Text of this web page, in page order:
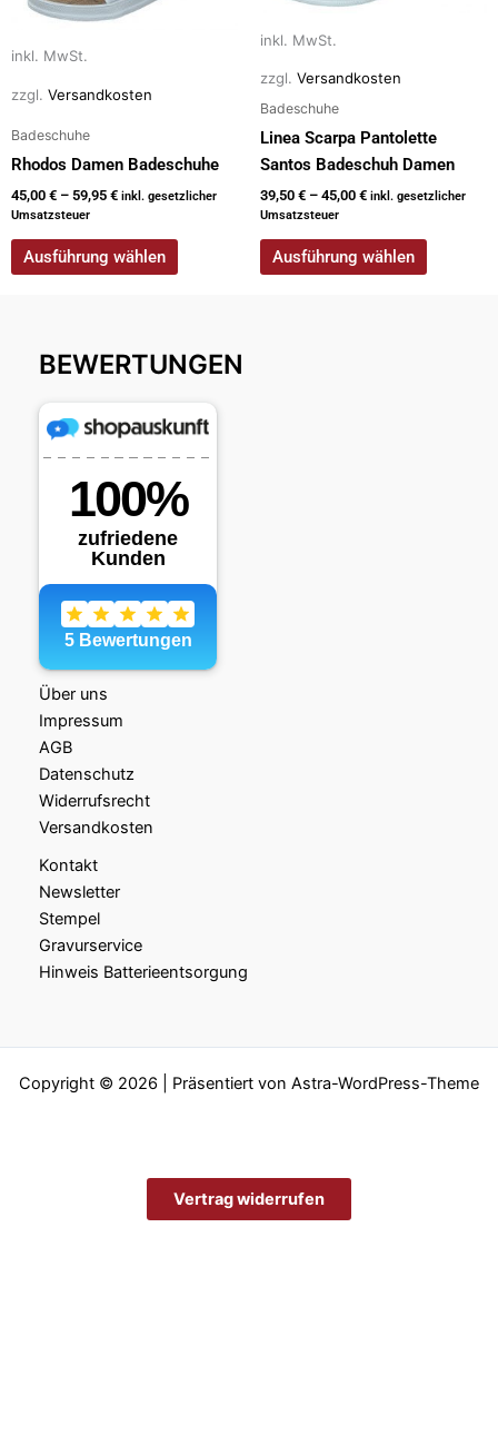
inkl. MwSt.
zzgl. Versandkosten
Badeschuhe
Rhodos Damen Badeschuhe
45,00 € – 59,95 € inkl. gesetzlicher
Umsatzsteuer
Ausführung wählen
Varianten
Optionen
der
Produktseite
werden
inkl. MwSt.
zzgl. Versandkosten
Badeschuhe
Linea Scarpa Pantolette
Santos Badeschuh Damen
39,50 € – 45,00 € inkl. gesetzlicher
Umsatzsteuer
Ausführung wählen
auf.
auf
der
Produktseite
werden
BEWERTUNGEN
Über uns
Impressum
AGB
Datenschutz
Widerrufsrecht
Versandkosten
Kontakt
Newsletter
Stempel
Gravurservice
Hinweis Batterieentsorgung
Copyright © 2026 | Präsentiert von Astra-WordPress-Theme
Vertrag widerrufen